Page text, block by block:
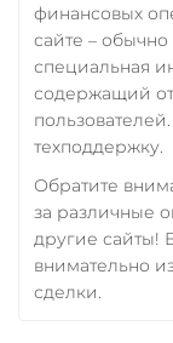
финансовых
сайте –
специальная
содержащий
техподдержку.
Обратите
за различные
другие сайты!
внимательно
сделки.